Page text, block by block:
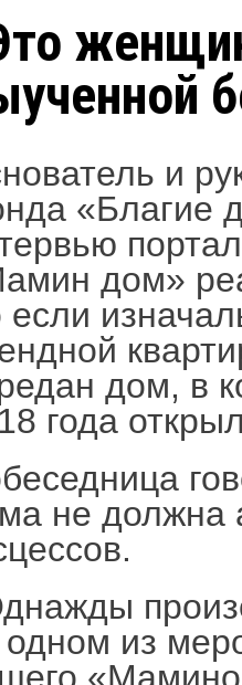
и
«Благие
дом»
дом, в
года
не должна
одном из